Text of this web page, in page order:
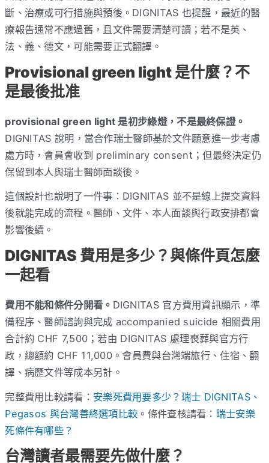
斷、治療或可行措施與預後。DIGNITAS 也提醒，最近的醫
療報告通常不應過舊，且文件需要清楚可讀；若不是英、
法、義、德文，可能需要正式翻譯。
Provisional green light 是什麼？不
是最後批准
provisional green light 是初步綠燈，不是最終保證。
DIGNITAS 說明，當合作瑞士醫師基於文件願意進一步考慮
處方時，會員會收到 preliminary consent；但最終決定仍
保留到本人與瑞士醫師面談後。
這個設計也說明了一件事：DIGNITAS 並不是線上提交資料
後就能完成的流程。醫師、文件、本人面談與行政安排都會
影響後續。
DIGNITAS 費用是多少？與條件頁怎麼
一起看
費用不能和條件分開看。 DIGNITAS 官方費用資訊顯示，準
備程序、醫師諮詢與完成 accompanied suicide 相關費用
合計約 CHF 7,500；若由 DIGNITAS 處理喪葬與官方行
政，總額約 CHF 11,000。會員費與台灣端旅行、住宿、翻
譯、病歷文件等成本另計。
完整費用比較請看： 安樂死費用要多少？瑞士 DIGNITAS、
Pegasos 與台灣善終選項比較 。條件查核請看： 瑞士安樂
死條件有哪些？
台灣讀者最需要先做什麼？